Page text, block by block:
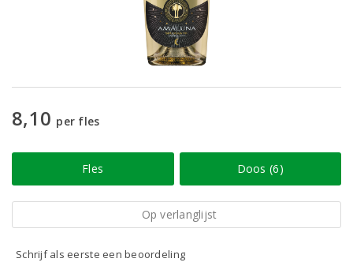
8,10 per fles
Fles Doos (6)
Op verlanglijst
Schrijf als eerste een beoordeling